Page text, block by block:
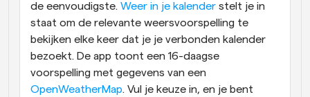
de eenvoudigste. Weer in je kalender stelt je in
staat om de relevante weersvoorspelling te
bekijken elke keer dat je je verbonden kalender
bezoekt. De app toont een 16-daagse
OpenWeatherMap. Vul je keuze in, en je bent